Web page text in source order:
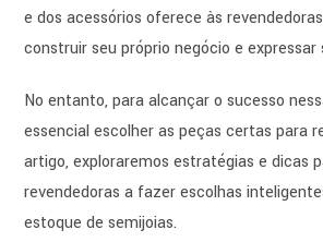
e dos acessórios oferece às
construir seu próprio negócio e expressar
No entanto, para alcançar o sucesso
essencial escolher as peças certas para
artigo, exploraremos estratégias e dicas
revendedoras a fazer escolhas
estoque de semijoias.